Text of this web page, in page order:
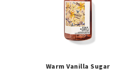
Warm Vanilla Sugar